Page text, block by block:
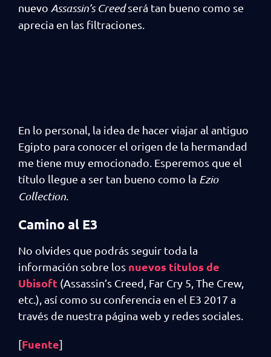
nuevo Assassin’s Creedserá tan bueno como se
aprecia en las filtraciones.
En lo personal, la idea de hacer viajar al antiguo
Egipto para conocer el origen de la hermandad
me tiene muy emocionado. Esperemos que el
título llegue a ser tan bueno como la Ezio
Collection
Camino al E3
No olvides que podrás seguir toda la
información sobre los nuevos títulos de
Ubisoft (Assassin’s Creed, Far Cry 5, The Crew,
etc.), así como su conferencia en el E3 2017 a
través de nuestra página web y redes sociales.
[Fuente]